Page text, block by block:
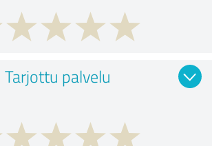
Tarjottu palvelu